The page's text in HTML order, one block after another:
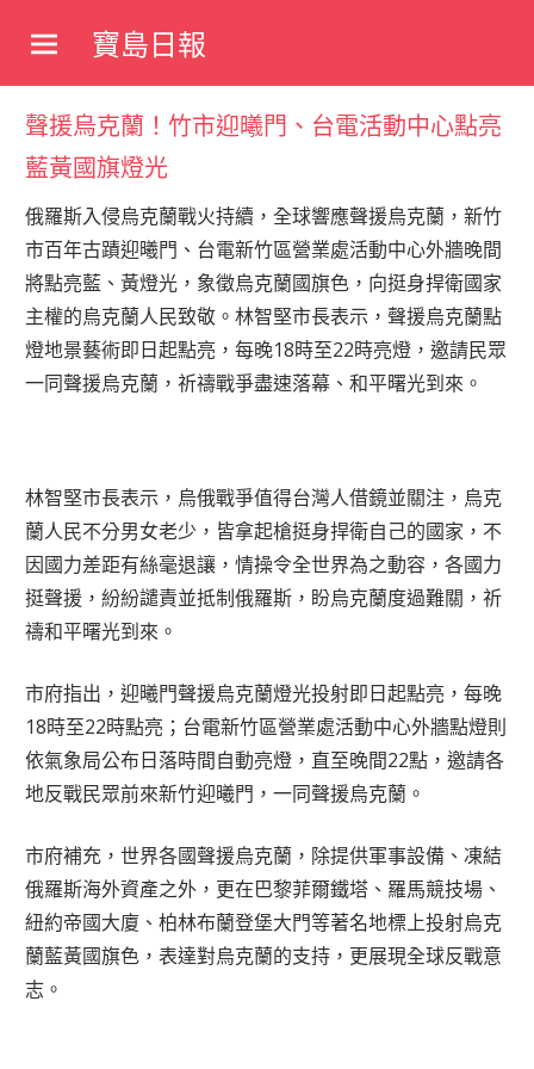
content
寶島日報
新
聞
網
聲援烏克蘭！竹市迎曦門、台電活動中心點亮
藍黃國旗燈光
俄羅斯入侵烏克蘭戰火持續，全球響應聲援烏克蘭，新竹
市百年古蹟迎曦門、台電新竹區營業處活動中心外牆晚間
將點亮藍、黃燈光，象徵烏克蘭國旗色，向挺身捍衛國家
主權的烏克蘭人民致敬。林智堅市長表示，聲援烏克蘭點
燈地景藝術即日起點亮，每晚18時至22時亮燈，邀請民眾
一同聲援烏克蘭，祈禱戰爭盡速落幕、和平曙光到來。
林智堅市長表示，烏俄戰爭值得台灣人借鏡並關注，烏克
蘭人民不分男女老少，皆拿起槍挺身捍衛自己的國家，不
因國力差距有絲毫退讓，情操令全世界為之動容，各國力
挺聲援，紛紛譴責並抵制俄羅斯，盼烏克蘭度過難關，祈
禱和平曙光到來。
市府指出，迎曦門聲援烏克蘭燈光投射即日起點亮，每晚
18時至22時點亮；台電新竹區營業處活動中心外牆點燈則
依氣象局公布日落時間自動亮燈，直至晚間22點，邀請各
地反戰民眾前來新竹迎曦門，一同聲援烏克蘭。
市府補充，世界各國聲援烏克蘭，除提供軍事設備、凍結
俄羅斯海外資產之外，更在巴黎菲爾鐵塔、羅馬競技場、
紐約帝國大廈、柏林布蘭登堡大門等著名地標上投射烏克
蘭藍黃國旗色，表達對烏克蘭的支持，更展現全球反戰意
志。